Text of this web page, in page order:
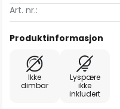
Art. nr.:
Produktinformasjon
Ikke
dimbar
Lyspære
ikke
inkludert